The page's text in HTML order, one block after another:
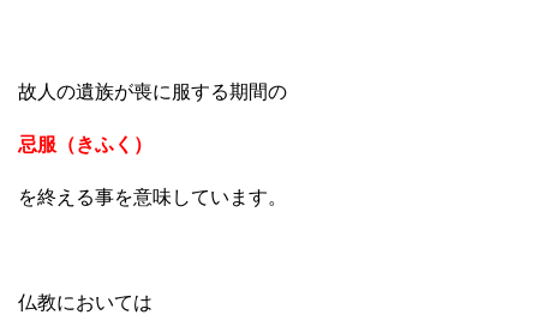
故人の遺族が喪に服する期間の
忌服（きふく）
を終える事を意味しています。
仏教においては